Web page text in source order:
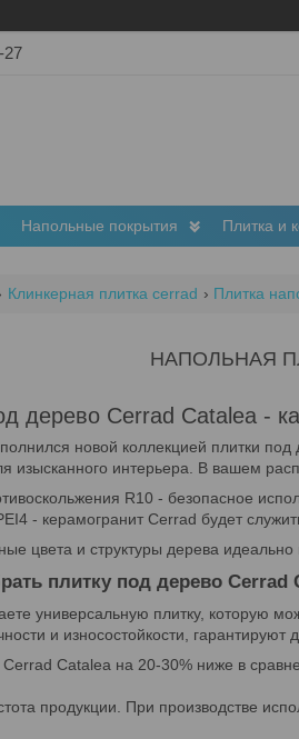
27
Напольные покрытия Плитка и
Клинкерная плитка cerrad Плитка
НАПОЛЬНАЯ
дерево Cerrad Catalea -
новой коллекцией плитки
изысканного интерьера. В вашем
R10 - безопасное
- керамогранит Cerrad будет
цвета и структуры дерева
плитку под дерево Cerrad
универсальную плитку, которую
и износостойкости,
Cerrad Catalea на 20-30% ниже в
продукции. При производстве